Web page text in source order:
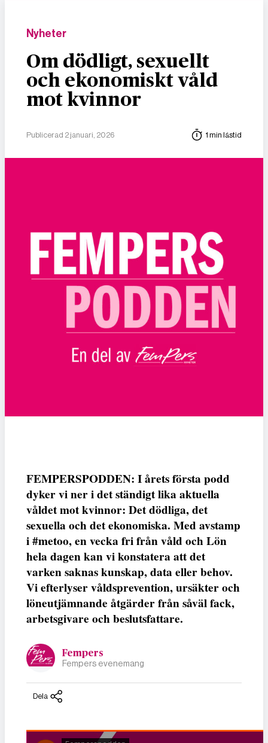
Nyheter
Om dödligt, sexuellt
och ekonomiskt våld
mot kvinnor
Publicerad 2 januari, 2026 1 min lästid
FEMPERSPODDEN: I årets första podd
dyker vi ner i det ständigt lika aktuella
våldet mot kvinnor: Det dödliga, det
sexuella och det ekonomiska. Med avstamp
i #metoo, en vecka fri från våld och Lön
hela dagen kan vi konstatera att det
varken saknas kunskap, data eller behov.
Vi efterlyser våldsprevention, ursäkter och
löneutjämnande åtgärder från såväl fack,
arbetsgivare och beslutsfattare.
Fempers
Fempers evenemang
Dela